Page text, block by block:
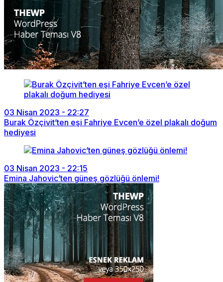
03 Nisan 2023 - 22:27
Burak Özçivit’ten eşi Fahriye Evcen’e özel plakalı doğum
hediyesi
03 Nisan 2023 - 22:15
Emina Jahovic’ten güneş gözlüğü önlemi!